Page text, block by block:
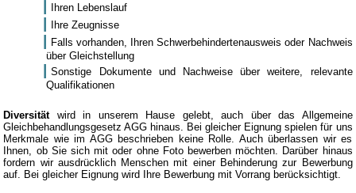
Ihren Lebenslauf
Ihre Zeugnisse
Falls vorhanden, Ihren Schwerbehindertenausweis oder Nachweis
über Gleichstellung
Sonstige Dokumente und Nachweise über weitere, relevante
Qualifikationen
Diversitätwird in unserem Hause gelebt, auch über das Allgemeine
Gleichbehandlungsgesetz AGG hinaus. Bei gleicher Eignung spielen für uns
Merkmale wie im AGG beschrieben keine Rolle. Auch überlassen wir es
Ihnen, ob Sie sich mit oder ohne Foto bewerben möchten. Darüber hinaus
fordern wir ausdrücklich Menschen mit einer Behinderung zur Bewerbung
auf. Bei gleicher Eignung wird Ihre Bewerbung mit Vorrang berücksichtigt.